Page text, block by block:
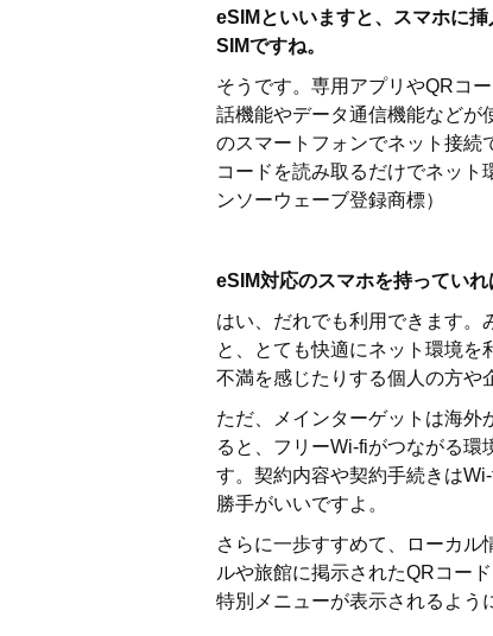
eSIMといいますと、スマホに
SIMですね。
そうです。専用アプリやQRコ
話機能やデータ通信機能などが
のスマートフォンでネット接続
コードを読み取るだけでネッ
ンソーウェーブ登録商標）
eSIM対応のスマホを持ってい
はい、だれでも利用できます。
と、とても快適にネット環境を
不満を感じたりする個人の方や
ただ、メインターゲットは海外
ると、フリーWi-fiがつながる環
す。契約内容や契約手続きは
勝手がいいですよ。
さらに一歩すすめて、ローカル
ルや旅館に掲示されたQRコー
特別メニューが表示されるよう